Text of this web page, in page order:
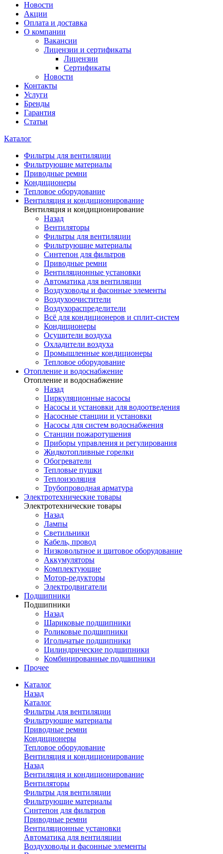
Новости
Акции
Оплата и доставка
О компании
Вакансии
Лицензии и сертификаты
Лицензии
Сертификаты
Новости
Контакты
Услуги
Бренды
Гарантия
Статьи
Каталог
Фильтры для вентиляции
Фильтрующие материалы
Приводные ремни
Кондиционеры
Тепловое оборудование
Вентиляция и кондиционирование
Вентиляция и кондиционирование
Назад
Вентиляторы
Фильтры для вентиляции
Фильтрующие материалы
Синтепон для фильтров
Приводные ремни
Вентиляционные установки
Автоматика для вентиляции
Воздуховоды и фасонные элементы
Воздухоочистители
Воздухораспределители
Всё для кондиционеров и сплит-систем
Кондиционеры
Осушители воздуха
Охладители воздуха
Промышленные кондиционеры
Тепловое оборудование
Отопление и водоснабжение
Отопление и водоснабжение
Назад
Циркуляционные насосы
Насосы и установки для водоотведения
Насосные станции и установки
Насосы для систем водоснабжения
Станции пожаротушения
Приборы управления и регулирования
Жидкотопливные горелки
Обогреватели
Тепловые пушки
Теплоизоляция
Трубопроводная арматура
Электротехнические товары
Электротехнические товары
Назад
Лампы
Светильники
Кабель, провод
Низковольтное и щитовое оборудование
Аккумуляторы
Комплектующие
Мотор-редукторы
Электродвигатели
Подшипники
Подшипники
Назад
Шариковые подшипники
Роликовые подшипники
Игольчатые подшипники
Цилиндрические подшипники
Комбинированные подшипники
Прочее
Каталог
Назад
Каталог
Фильтры для вентиляции
Фильтрующие материалы
Приводные ремни
Кондиционеры
Тепловое оборудование
Вентиляция и кондиционирование
Назад
Вентиляция и кондиционирование
Вентиляторы
Фильтры для вентиляции
Фильтрующие материалы
Синтепон для фильтров
Приводные ремни
Вентиляционные установки
Автоматика для вентиляции
Воздуховоды и фасонные элементы